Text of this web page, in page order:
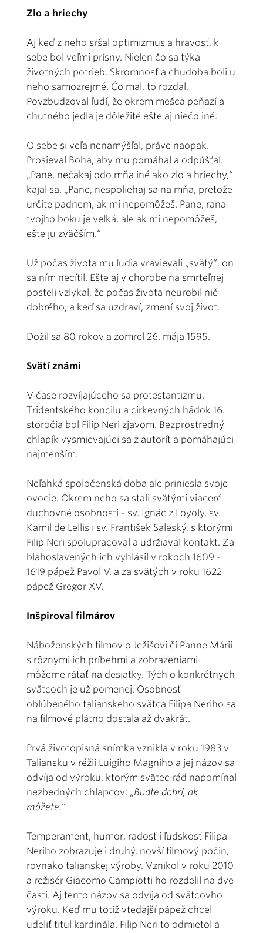
Zlo a hriechy
Aj keď z neho sršal optimizmus a hravosť, k
sebe bol veľmi prísny. Nielen čo sa týka
životných potrieb. Skromnosť a chudoba boli u
neho samozrejmé. Čo mal, to rozdal.
Povzbudzoval ľudí, že okrem mešca peňazí a
chutného jedla je dôležité ešte aj niečo iné.
O sebe si veľa nenamýšľal, práve naopak.
Prosieval Boha, aby mu pomáhal a odpúšťal.
„Pane, nečakaj odo mňa iné ako zlo a hriechy,“
kajal sa. „Pane, nespoliehaj sa na mňa, pretože
určite padnem, ak mi nepomôžeš. Pane, rana
tvojho boku je veľká, ale ak mi nepomôžeš,
ešte ju zväčším.“
Už počas života mu ľudia vravievali „svätý“, on
sa ním necítil. Ešte aj v chorobe na smrteľnej
posteli vzlykal, že počas života neurobil nič
dobrého, a keď sa uzdraví, zmení svoj život.
Dožil sa 80 rokov a zomrel 26. mája 1595.
Svätí známi
V čase rozvíjajúceho sa protestantizmu,
Tridentského koncilu a cirkevných hádok 16.
storočia bol Filip Neri zjavom. Bezprostredný
chlapík vysmievajúci sa z autorít a pomáhajúci
najmenším.
Neľahká spoločenská doba ale priniesla svoje
ovocie. Okrem neho sa stali svätými viaceré
duchovné osobnosti - sv. Ignác z Loyoly, sv.
Kamil de Lellis i sv. František Saleský, s ktorými
Filip Neri spolupracoval a udržiaval kontakt. Za
blahoslavených ich vyhlásil v rokoch 1609 -
1619 pápež Pavol V. a za svätých v roku 1622
pápež Gregor XV.
Inšpiroval filmárov
Náboženských filmov o Ježišovi či Panne Márii
s rôznymi ich príbehmi a zobrazeniami
môžeme rátať na desiatky. Tých o konkrétnych
svätcoch je už pomenej. Osobnosť
obľúbeného talianskeho svätca Filipa Neriho sa
na filmové plátno dostala až dvakrát.
Prvá životopisná snímka vznikla v roku 1983 v
Taliansku v réžii Luigiho Magniho a jej názov sa
odvíja od výroku, ktorým svätec rád napomínal
nezbedných chlapcov: „Buďte dobrí, ak
môžete.“
Temperament, humor, radosť i ľudskosť Filipa
Neriho zobrazuje i druhý, novší filmový počin,
rovnako talianskej výroby. Vznikol v roku 2010
a režisér Giacomo Campiotti ho rozdelil na dve
časti. Aj tento názov sa odvíja od svätcovho
výroku. Keď mu totiž vtedajší pápež chcel
udeliť titul kardinála, Filip Neri to odmietol a